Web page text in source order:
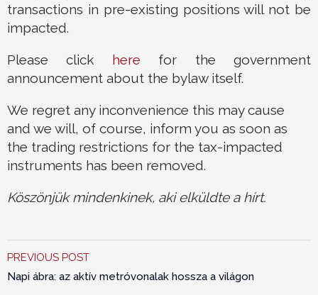
transactions in pre-existing positions will not be
impacted.
Please click here for the government
announcement about the bylaw itself.
We regret any inconvenience this may cause
and we will, of course, inform you as soon as
the trading restrictions for the tax-impacted
instruments has been removed.
Köszönjük mindenkinek, aki elküldte a hírt.
PREVIOUS POST
Napi ábra: az aktív metróvonalak hossza a világon